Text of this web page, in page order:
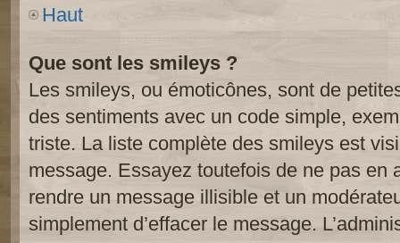
Haut
Que sont les smileys ?
Les smileys, ou émoticônes, sont de
des sentiments avec un code simple,
triste. La liste complète des smileys est
message. Essayez toutefois de ne pas en
rendre un message illisible et un
simplement d’effacer le message.